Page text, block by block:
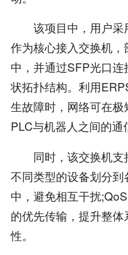
该项目中，用户采
作为核心接入交换机
中，并通过SFP光口
状拓扑结构。利用
生故障时，网络可在
PLC与机器人之间的通
同时，该交换机支
不同类型的设备划分
中，避免相互干扰
的优先传输，提升整
性。